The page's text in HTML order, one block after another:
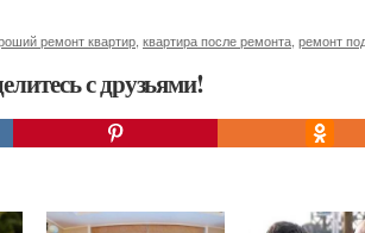
ремонт квартир квартира после ремонта ремонт
с друзьями!